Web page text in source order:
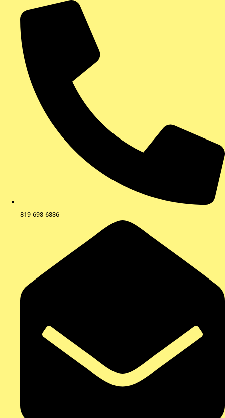
contenu
819-693-6336